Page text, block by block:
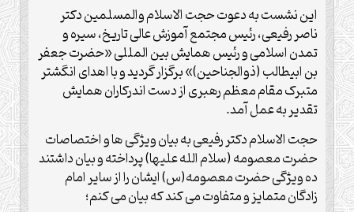
این نشست به دعوت حجت الاسلام والمسلمین دکتر
ناصر رفیعی، رئیس مجتمع آموزش عالی تاریخ، سیره و
تمدن اسلامی و رئیس همایش بین المللی «حضرت جعفر
بن ابیطالب (ذوالجناحین)» برگزار گردید و با اهدای انگشتر
متبرک مقام معظم رهبری از دست اندرکاران همایش
تقدیر به عمل آمد.
حجت الاسلام دکتر رفیعی به بیان ویژگی ها و اختصاصات
حضرت معصومه (سلام الله علیها) پرداخته و بیان داشتند
ده ویژگی حضرت معصومه(س) ایشان را از سایر امام
زادگان متمایز و متفاوت می کند که بیان می کنم؛